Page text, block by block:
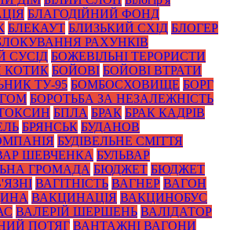
БЛАГОДІЙНИЙ ФОНД
БЛЕКАУТ БЛИЗЬКИЙ СХІД БЛОГЕР
РАХУНКІВ
СУСІД БОЖЕВІЛЬНІ ТЕРОРИСТИ
КОТИК БОЙОВІ БОЙОВІ ВТРАТИ
ТУ-95 БОМБОСХОВИЩЕ БОРГ
БОРОТЬБА ЗА НЕЗАЛЕЖНІСТЬ
БПЛА БРАК БРАК КАДРІВ
БРЯНСЬК БУДАНОВ
БУДІВЕЛЬНЕ СМІТТЯ
ШЕВЧЕНКА БУЛЬВАР
ГРОМАДА БЮДЖЕТ БЮДЖЕТ
ВАГІТНІСТЬ ВАГНЕР ВАГОН
ВАКЦИНАЦІЯ ВАКЦИНОБУС
ВАЛЕРІЙ ШЕРШЕНЬ ВАЛІДАТОР
ПОТЯГ ВАНТАЖНІ ВАГОНИ